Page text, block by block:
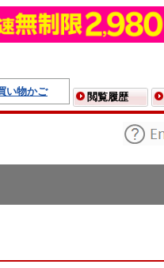
い物かご
閲覧履歴